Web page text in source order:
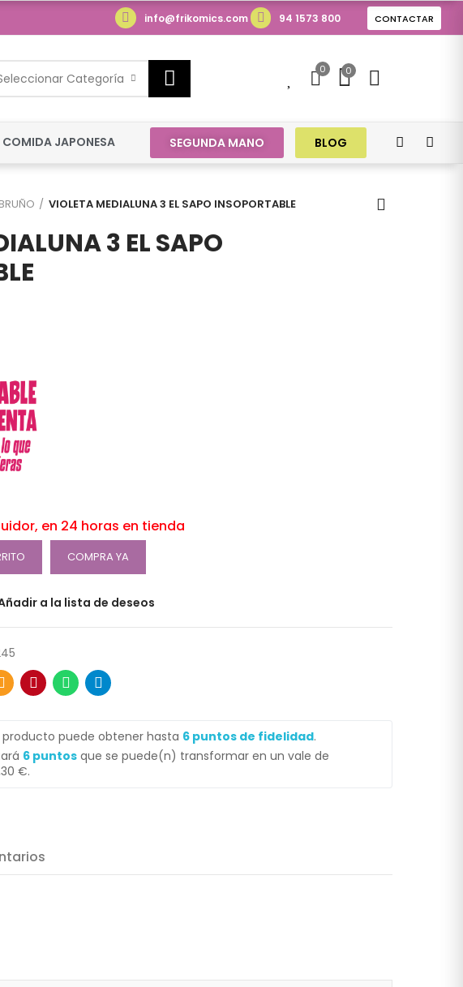
info@frikomics.com 94 1573 800 CONTACTAR
Categoría
0 0
COMIDA JAPONESA SEGUNDA MANO BLOG
BRUÑO VIOLETA MEDIALUNA 3 EL SAPO INSOPORTABLE
3 EL SAPO
en 24 horas en tienda
COMPRA YA
a la lista de deseos
puede obtener hasta 6 puntos de fidelidad.
6 puntos que se puede(n) transformar en un vale de
€.